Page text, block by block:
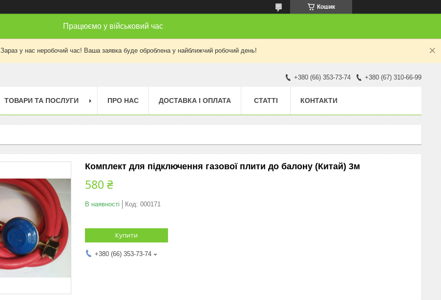
Кошик
Працюємо у військовий час
Зараз у нас неробочий час! Ваша заявка буде оброблена у найближчий робочий день!
+380 (66) 353-73-74 +380 (67) 310-66-99
ТОВАРИ ТА ПОСЛУГИ ПРО НАС ДОСТАВКА І ОПЛАТА СТАТТІ КОНТАКТИ
Комплект для підключення газової плити до балону (Китай) 3м
580 ₴
В наявності Код: 000171
Купити
+380 (66) 353-73-74